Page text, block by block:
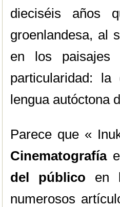
dieciséis años
groenlandesa, al
en los paisajes
particularidad:
lengua autóctona
Parece que «
Cinematografía
del público en
numerosos